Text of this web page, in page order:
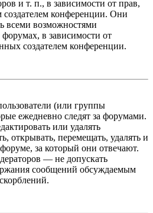
и т. п., в зависимости от прав,
создателем конференции. Они
всеми возможностями
форумах, в зависимости от
создателем конференции.
(или группы
ежедневно следят за форумами.
или удалять
открывать, перемещать, удалять и
за который они отвечают.
— не допускать
сообщений обсуждаемым